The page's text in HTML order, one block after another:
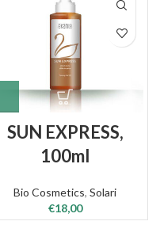
SUN EXPRESS,
100ml
Bio Cosmetics,Solari
€18,00